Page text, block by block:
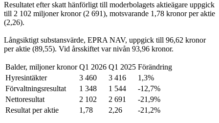
Resultatet efter skatt hänförligt till moderbolagets aktieägare uppgick
till 2 102 miljoner kronor (2 691), motsvarande 1,78 kronor per aktie
(2,26).
Långsiktigt substansvärde, EPRA NAV, uppgick till 96,62 kronor
per aktie (89,55). Vid årsskiftet var nivån 93,96 kronor.
Balder, miljoner kronor Q1 2026 Q1 2025 Förändring
Hyresintäkter
3 460 3 416
1,3%
Förvaltningsresultat
1 348 1 544
-12,7%
Nettoresultat
2 102 2 691
-21,9%
Resultat per aktie
1,78 2,26 -21,2%